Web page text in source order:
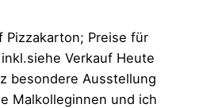
Pizzakarton; Preise für
Verkauf Heute
besondere Ausstellung
Malkolleginnen und ich